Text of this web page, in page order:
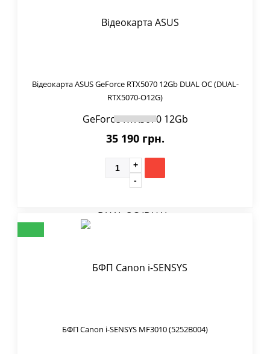
Відеокарта ASUS GeForce RTX5070 12Gb DUAL OC (DUAL-
RTX5070-O12G)
35 190 грн.
БФП Canon i-SENSYS MF3010 (5252B004)